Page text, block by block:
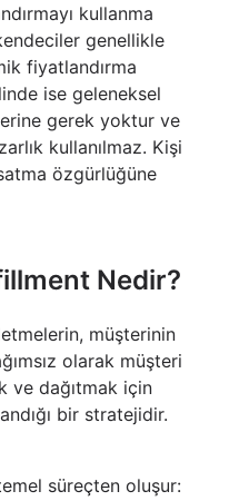
kullanma
genellikle
fiyatlandırma
ise geleneksel
gerek yoktur ve
kullanılmaz. Kişi
özgürlüğüne
Nedir?
müşterinin
olarak müşteri
ve dağıtmak için
bir stratejidir.
süreçten oluşur: